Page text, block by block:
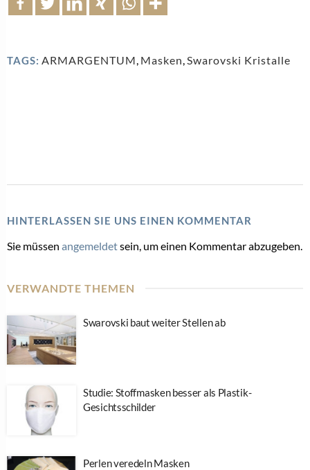
TAGS: ARMARGENTUM, Masken,Swarovski Kristalle
HINTERLASSEN SIE UNS EINEN KOMMENTAR
Sie müssen angemeldetsein, um einen Kommentar abzugeben.
VERWANDTE THEMEN
Swarovski baut weiter Stellen ab
Studie: Stoffmasken besser als Plastik-
Gesichtsschilder
Perlen veredeln Masken